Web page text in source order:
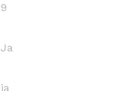
9
Ja
ja